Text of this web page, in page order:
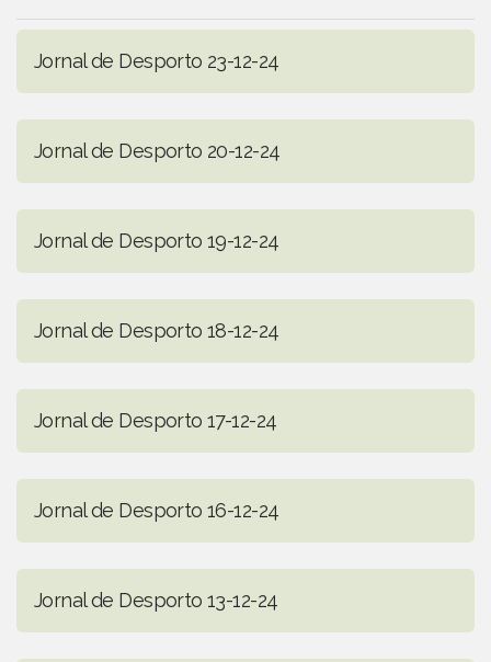
Jornal de Desporto 23-12-24
Jornal de Desporto 20-12-24
Jornal de Desporto 19-12-24
Jornal de Desporto 18-12-24
Jornal de Desporto 17-12-24
Jornal de Desporto 16-12-24
Jornal de Desporto 13-12-24